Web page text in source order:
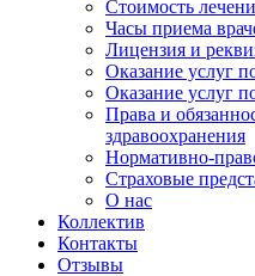
Стоимость
Часы приема
Лицензия и
Оказание услуг
Оказание услуг
Права и
здравоохранения
Нормативно-
Страховые
О нас
Коллектив
Контакты
Отзывы